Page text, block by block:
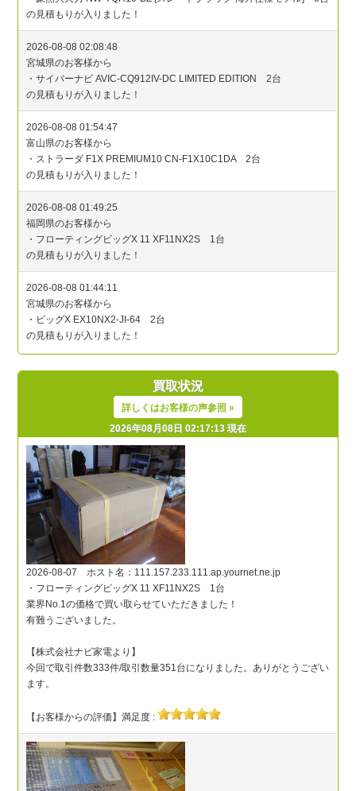
買取状況
詳しくはお客様の声参照 »
2026年08月08日 02:17:13 現在